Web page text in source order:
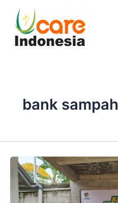
content
bank sampah